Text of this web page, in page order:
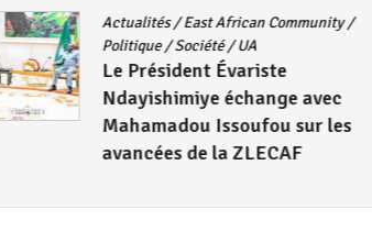
Actualités/East African Community/
Politique/Société/UA
Le Président Évariste
Ndayishimiye échange avec
Mahamadou Issoufou sur les
avancées de la ZLECAF